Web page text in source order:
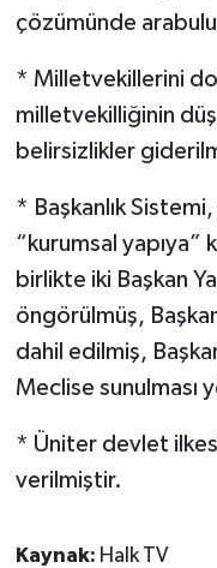
çözümünde
* Milletvekillerini
milletvekilliğinin
belirsizlikler
* Başkanlık
“kurumsal yapıya”
birlikte iki Başkan
öngörülmüş,
dahil edilmiş,
Meclise sunulması
* Üniter devlet
verilmiştir.
Kaynak: Halk TV